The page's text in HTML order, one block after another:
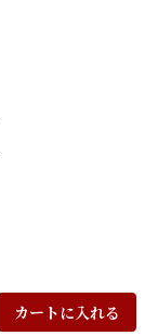
カートに入れる